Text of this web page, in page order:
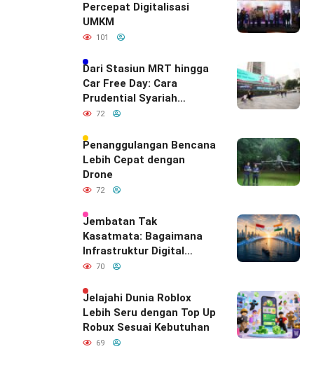
Percepat Digitalisasi
UMKM
101
Dari Stasiun MRT hingga
Car Free Day: Cara
Prudential Syariah
Merayakan yang Nomor
Indonesia
72
Penanggulangan Bencana
Lebih Cepat dengan
Drone
72
Jembatan Tak
Kasatmata: Bagaimana
Infrastruktur Digital
Diam-Diam
Hubungan Indonesia–
India
70
Jelajahi Dunia Roblox
Lebih Seru dengan Top Up
Robux Sesuai Kebutuhan
69